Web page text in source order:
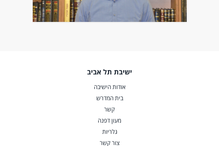
ישיבת תל אביב
אודות הישיבה
בית המדרש
קשר
מעון דפנה
גלריות
צור קשר